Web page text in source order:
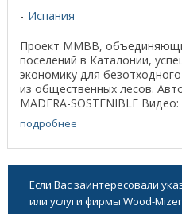
Испания
Проект ММВВ,
поселений в Каталонии,
экономику для
из общественных лесов.
MADERA-SOSTENIBLE
подробнее
Если Вас заинтересовали
или услуги фирмы Wood-